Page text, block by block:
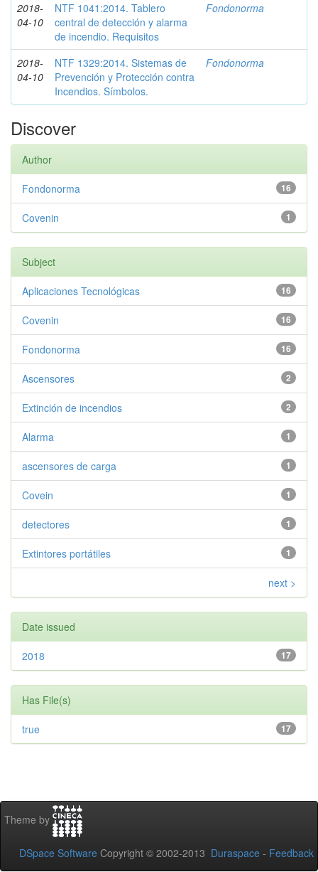
2018-
04-10
NTF 1041:2014. Tablero
central de detección y alarma
de incendio. Requisitos
Fondonorma
2018-
04-10
NTF 1329:2014. Sistemas de
Prevención y Protección contra
Incendios. Símbolos.
Fondonorma
Discover
Author
16
Fondonorma
1
Covenin
Subject
16
Aplicaciones Tecnológicas
16
Covenin
16
Fondonorma
2
Ascensores
2
Extinción de incendios
1
Alarma
1
ascensores de carga
1
Covein
1
detectores
1
Extintores portátiles
next >
Date issued
17
2018
Has File(s)
17
true
Theme by
DSpace Software Copyright © 2002-2013 Duraspace - Feedback